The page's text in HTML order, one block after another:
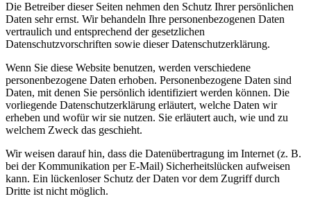
Die Betreiber dieser Seiten nehmen den Schutz Ihrer persönlichen
Daten sehr ernst. Wir behandeln Ihre personenbezogenen Daten
vertraulich und entsprechend der gesetzlichen
Datenschutzvorschriften sowie dieser Datenschutzerklärung.
Wenn Sie diese Website benutzen, werden verschiedene
personenbezogene Daten erhoben. Personenbezogene Daten sind
Daten, mit denen Sie persönlich identifiziert werden können. Die
vorliegende Datenschutzerklärung erläutert, welche Daten wir
erheben und wofür wir sie nutzen. Sie erläutert auch, wie und zu
welchem Zweck das geschieht.
Wir weisen darauf hin, dass die Datenübertragung im Internet (z. B.
bei der Kommunikation per E-Mail) Sicherheitslücken aufweisen
kann. Ein lückenloser Schutz der Daten vor dem Zugriff durch
Dritte ist nicht möglich.